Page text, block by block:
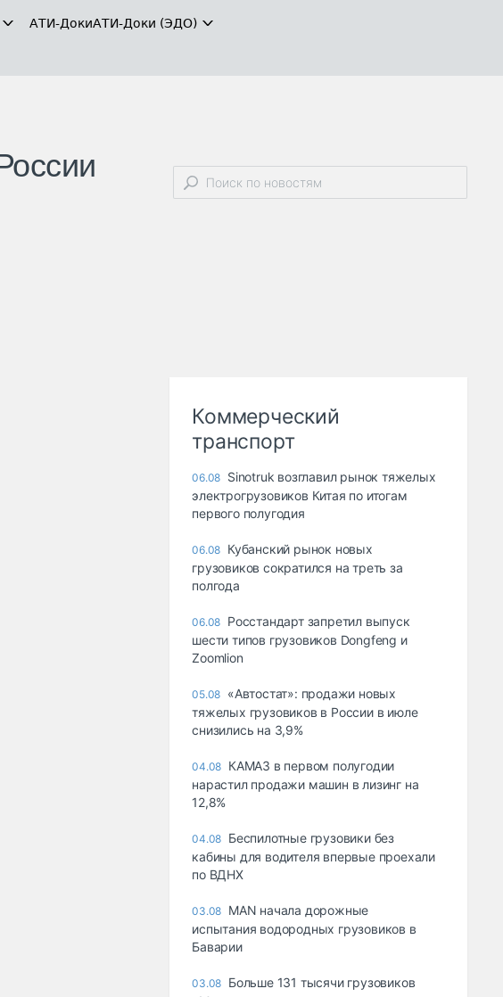
АТИ-ДокиАТИ-Доки (ЭДО)
Коммерческий
транспорт
06.08 Sinotruk возглавил рынок тяжелых
электрогрузовиков Китая по итогам
первого полугодия
06.08 Кубанский рынок новых
грузовиков сократился на треть за
полгода
06.08 Росстандарт запретил выпуск
шести типов грузовиков Dongfeng и
Zoomlion
05.08 «Автостат»: продажи новых
тяжелых грузовиков в России в июле
снизились на 3,9%
04.08 КАМАЗ в первом полугодии
нарастил продажи машин в лизинг на
12,8%
04.08 Беспилотные грузовики без
кабины для водителя впервые проехали
по ВДНХ
03.08 MAN начала дорожные
испытания водородных грузовиков в
Баварии
03.08 Больше 131 тысячи грузовиков